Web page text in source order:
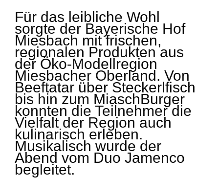
Für das leibliche Wohl
sorgte der Bayerische Hof
Miesbach mit frischen,
regionalen Produkten aus
der Öko-Modellregion
Miesbacher Oberland. Von
Beeftatar über Steckerlfisch
bis hin zum MiaschBurger
konnten die Teilnehmer die
Vielfalt der Region auch
kulinarisch erleben.
Musikalisch wurde der
Abend vom Duo Jamenco
begleitet.